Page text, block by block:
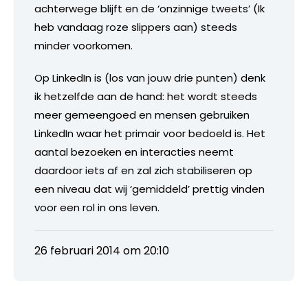
achterwege blijft en de ‘onzinnige tweets’ (Ik
heb vandaag roze slippers aan) steeds
minder voorkomen.
Op LinkedIn is (los van jouw drie punten) denk
ik hetzelfde aan de hand: het wordt steeds
meer gemeengoed en mensen gebruiken
LinkedIn waar het primair voor bedoeld is. Het
aantal bezoeken en interacties neemt
daardoor iets af en zal zich stabiliseren op
een niveau dat wij ‘gemiddeld’ prettig vinden
voor een rol in ons leven.
26 februari 2014 om 20:10